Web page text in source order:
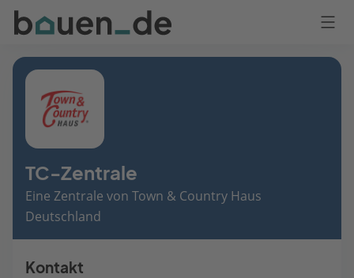
Bauen
Logo
Anmelden
TC-Zentrale
Eine Zentrale von Town & Country Haus
Deutschland
Kontakt